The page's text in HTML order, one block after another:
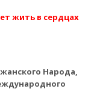
жить в сердцах
Народа,